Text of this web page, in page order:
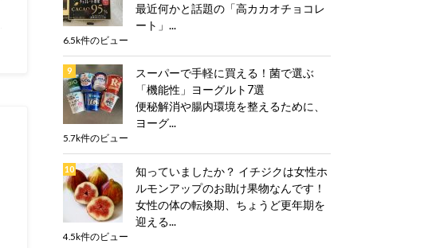
最近何かと話題の「高カカオチョコレ
ート」...
6.5k件のビュー
スーパーで手軽に買える！菌で選ぶ
「機能性」ヨーグルト7選
便秘解消や腸内環境を整えるために、
ヨーグ...
5.7k件のビュー
知っていましたか？ イチジクは女性ホ
ルモンアップのお助け果物なんです！
女性の体の転換期、ちょうど更年期を
迎える...
4.5k件のビュー